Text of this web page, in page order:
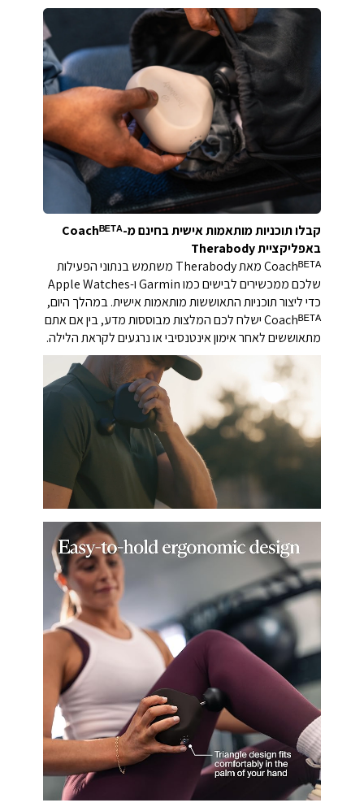
קבלו תוכניות מותאמות אישית בחינם מ-Coachᴮᴱᵀᴬ
באפליקציית Therabody
Coachᴮᴱᵀᴬ מאת Therabody משתמש בנתוני הפעילות
שלכם ממכשירים לבישים כמו Garmin ו-Apple Watches
כדי ליצור תוכניות התאוששות מותאמות אישית. במהלך היום,
Coachᴮᴱᵀᴬ ישלח לכם המלצות מבוססות מדע, בין אם אתם
מתאוששים לאחר אימון אינטנסיבי או נרגעים לקראת הלילה.